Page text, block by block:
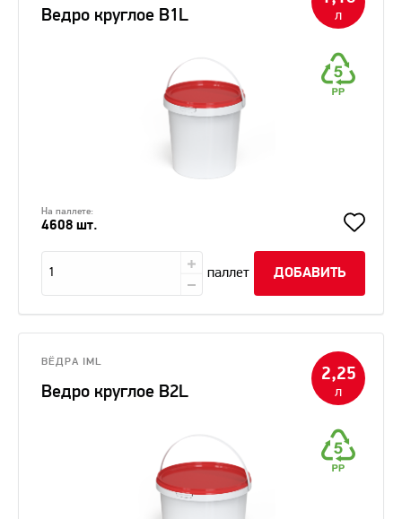
л
Ведро круглое В1L
На паллете:
4608 шт.
паллет ДОБАВИТЬ
2,25
л
ВЁДРА IML
Ведро круглое В2L